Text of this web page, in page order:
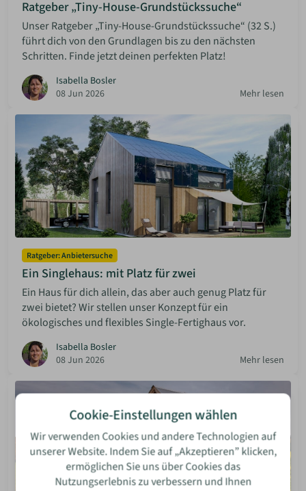
Ratgeber „Tiny-House-Grundstückssuche“
Unser Ratgeber „Tiny-House-Grundstückssuche“ (32 S.)
führt dich von den Grundlagen bis zu den nächsten
Schritten. Finde jetzt deinen perfekten Platz!
Isabella Bosler
08 Jun 2026
Mehr lesen
Ratgeber: Anbietersuche
Ein Singlehaus: mit Platz für zwei
Ein Haus für dich allein, das aber auch genug Platz für
zwei bietet? Wir stellen unser Konzept für ein
ökologisches und flexibles Single-Fertighaus vor.
Isabella Bosler
08 Jun 2026
Mehr lesen
Cookie-Einstellungen wählen
Wir verwenden Cookies und andere Technologien auf
unserer Website. Indem Sie auf „Akzeptieren” klicken,
ermöglichen Sie uns über Cookies das
Nutzungserlebnis zu verbessern und Ihnen